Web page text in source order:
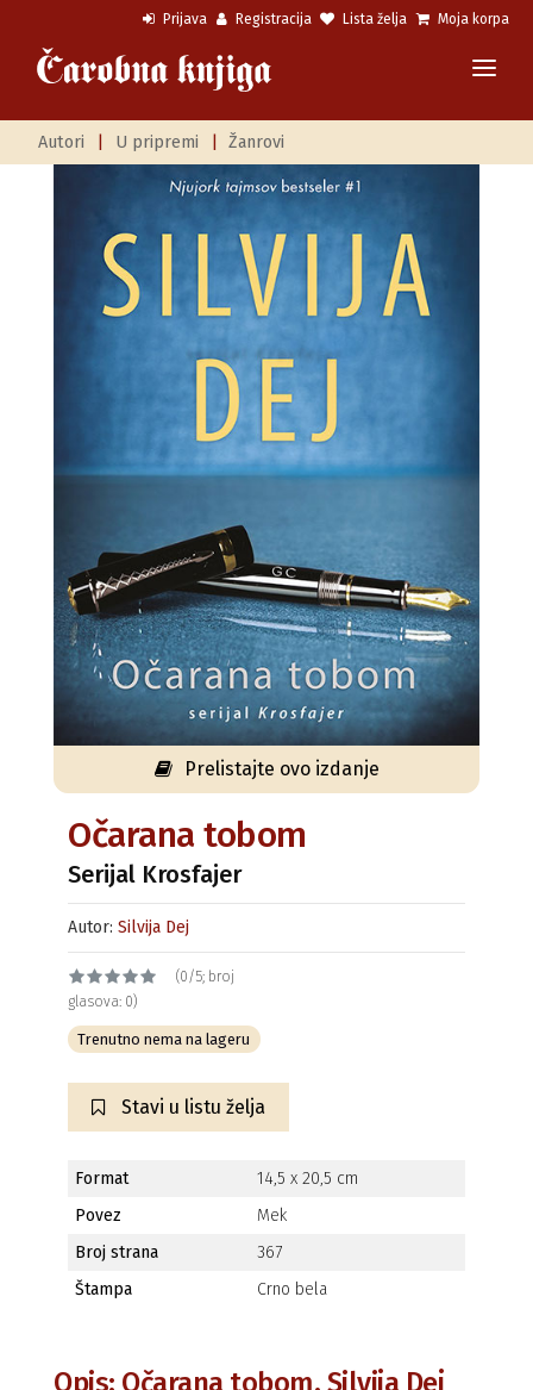
Prijava Registracija Lista želja Moja korpa
Autori U pripremi Žanrovi
Prelistajte ovo izdanje
Očarana tobom
Serijal Krosfajer
Autor: Silvija Dej
(0/5; broj
glasova: 0)
Trenutno nema na lageru
Stavi u listu želja
Format
14,5 x 20,5 cm
Povez
Mek
Broj strana
367
Štampa
Crno bela
Opis: Očarana tobom, Silvija Dej